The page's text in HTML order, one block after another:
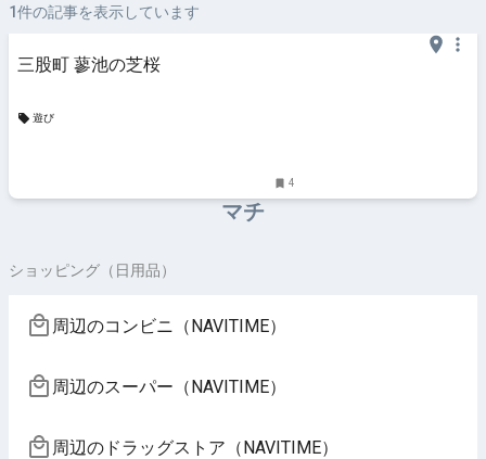
1件の記事を表示しています
三股町 蓼池の芝桜
遊び
4
マチ
ショッピング（日用品）
周辺のコンビニ（NAVITIME）
周辺のスーパー（NAVITIME）
周辺のドラッグストア（NAVITIME）